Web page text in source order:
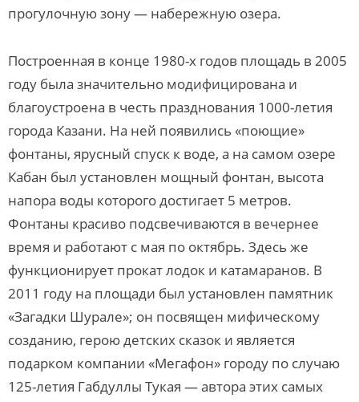
прогулочную зону — набережную озера.
Построенная в конце 1980-х годов площадь в 2005
году была значительно модифицирована и
благоустроена в честь празднования 1000-летия
города Казани. На ней появились «поющие»
фонтаны, ярусный спуск к воде, а на самом озере
Кабан был установлен мощный фонтан, высота
напора воды которого достигает 5 метров.
Фонтаны красиво подсвечиваются в вечернее
время и работают с мая по октябрь. Здесь же
функционирует прокат лодок и катамаранов. В
2011 году на площади был установлен памятник
«Загадки Шурале»; он посвящен мифическому
созданию, герою детских сказок и является
подарком компании «Мегафон» городу по случаю
125-летия Габдуллы Тукая — автора этих самых